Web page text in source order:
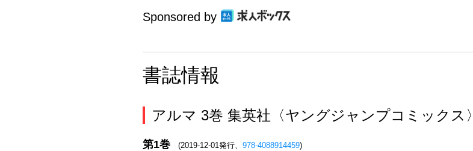
Sponsored by
書誌情報
アルマ 3巻 集英社〈ヤングジャンプコミックス〉
第1巻 (2019-12-01発行、 978-4088914459)